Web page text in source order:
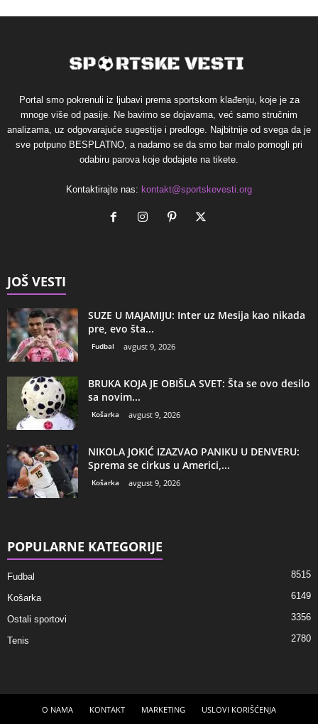
Portal smo pokrenuli iz ljubavi prema sportskom klađenju, koje je za
mnoge više od pasije. Ne bavimo se dojavama, već samo stručnim
analizama, uz odgovarajuće sugestije i predloge. Najbitnije od svega da je
sve potpuno BESPLATNO, a nadamo se da smo bar malo pomogli pri
odabiru parova koje dodajete na tikete.
Kontaktirajte nas: kontakt@sportskevesti.org
JOŠ VESTI
SUZE U MAJAMIJU: Inter uz Mesija kao nikada
pre, evo šta...
Fudbal avgust 9, 2026
BRUKA KOJA JE OBIŠLA SVET: Šta se ovo desilo
sa novim...
Košarka avgust 9, 2026
NIKOLA JOKIĆ IZAZVAO PANIKU U DENVERU:
Sprema se cirkus u Americi,...
Košarka avgust 9, 2026
POPULARNE KATEGORIJE
Fudbal 8515
Košarka 6149
Ostali sportovi 3356
Tenis 2780
O NAMA KONTAKT MARKETING USLOVI KORIŠĆENJA